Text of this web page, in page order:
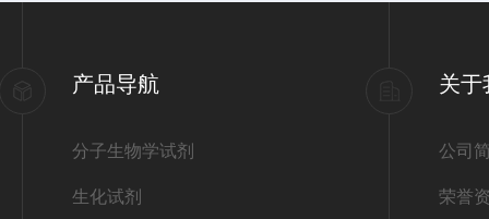
产品导航
分子生物学试剂
生化试剂
关于
公司
荣誉